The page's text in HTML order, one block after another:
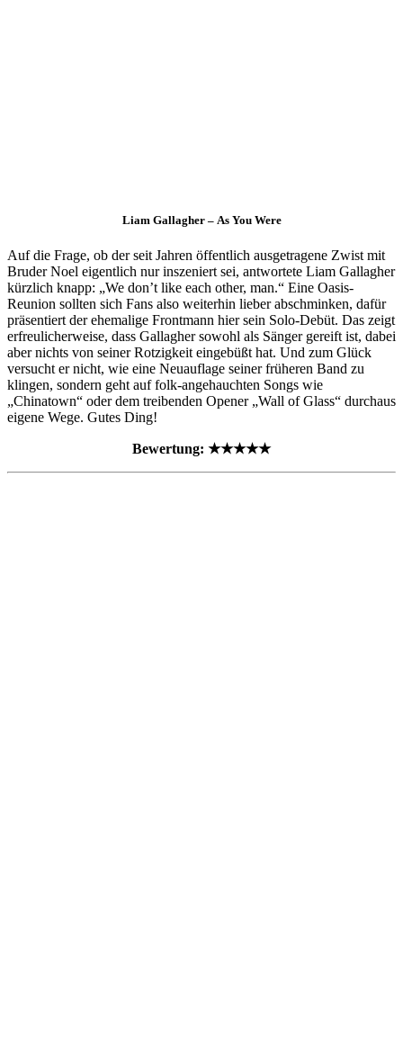
Liam Gallagher – As You Were
Auf die Frage, ob der seit Jahren öffentlich ausgetragene Zwist mit
Bruder Noel eigentlich nur inszeniert sei, antwortete Liam Gallagher
kürzlich knapp: „We don’t like each other, man.“ Eine Oasis-
Reunion sollten sich Fans also weiterhin lieber abschminken, dafür
präsentiert der ehemalige Frontmann hier sein Solo-Debüt. Das zeigt
erfreulicherweise, dass Gallagher sowohl als Sänger gereift ist, dabei
aber nichts von seiner Rotzigkeit eingebüßt hat. Und zum Glück
versucht er nicht, wie eine Neuauflage seiner früheren Band zu
klingen, sondern geht auf folk-angehauchten Songs wie
„Chinatown“ oder dem treibenden Opener „Wall of Glass“ durchaus
eigene Wege. Gutes Ding!
Bewertung: ★★★★★